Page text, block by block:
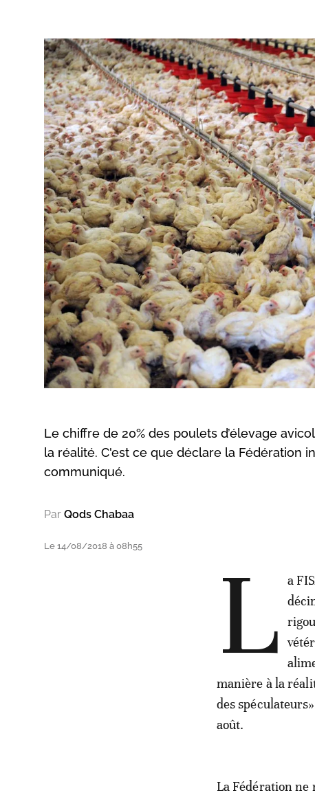
Le chiffre de 20% des poulets d’élevage
la réalité. C'est ce que déclare la Fédération
communiqué.
Par Qods Chabaa
Le 14/08/2018 à 08h55 L
a
manière à la
des
août.
La Fédération ne